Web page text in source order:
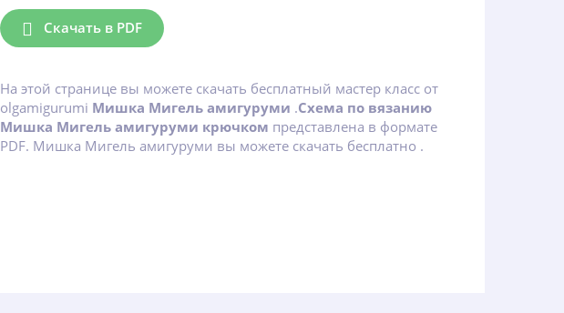
Скачать в PDF
На этой странице вы можете скачать бесплатный мастер класс от
olgamigurumi Мишка Мигель амигуруми .Схема по вязанию
Мишка Мигель амигуруми крючком представлена в формате
PDF. Мишка Мигель амигуруми вы можете скачать бесплатно .